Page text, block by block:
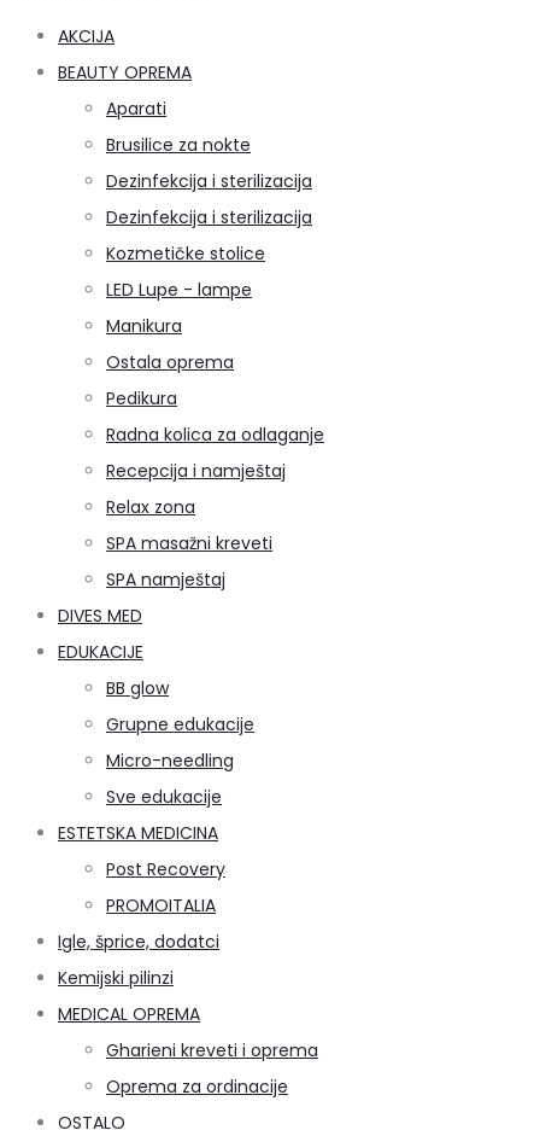
AKCIJA
BEAUTY OPREMA
Aparati
Brusilice za nokte
Dezinfekcija i sterilizacija
Dezinfekcija i sterilizacija
Kozmetičke stolice
LED Lupe - lampe
Manikura
Ostala oprema
Pedikura
Radna kolica za odlaganje
Recepcija i namještaj
Relax zona
SPA masažni kreveti
SPA namještaj
DIVES MED
EDUKACIJE
BB glow
Grupne edukacije
Micro-needling
Sve edukacije
ESTETSKA MEDICINA
Post Recovery
PROMOITALIA
Igle, šprice, dodatci
Kemijski pilinzi
MEDICAL OPREMA
Gharieni kreveti i oprema
Oprema za ordinacije
OSTALO